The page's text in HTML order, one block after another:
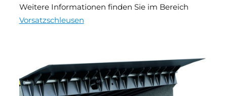
Weitere Informationen finden Sie im Bereich
Vorsatzschleusen